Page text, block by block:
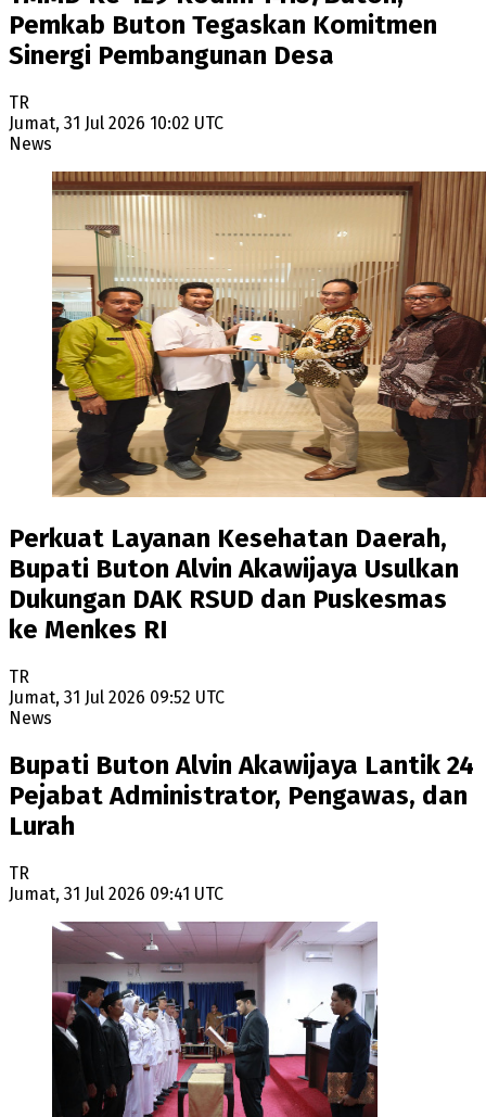
Pemkab Buton Tegaskan Komitmen
Sinergi Pembangunan Desa
TR
Jumat, 31 Jul 2026 10:02 UTC
News
Perkuat Layanan Kesehatan Daerah,
Bupati Buton Alvin Akawijaya Usulkan
Dukungan DAK RSUD dan Puskesmas
ke Menkes RI
TR
Jumat, 31 Jul 2026 09:52 UTC
News
Bupati Buton Alvin Akawijaya Lantik 24
Pejabat Administrator, Pengawas, dan
Lurah
TR
Jumat, 31 Jul 2026 09:41 UTC